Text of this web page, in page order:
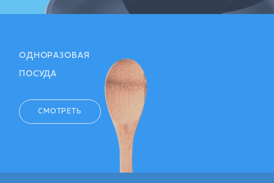
ОДНОРАЗОВАЯ
ПОСУДА
СМОТРЕТЬ